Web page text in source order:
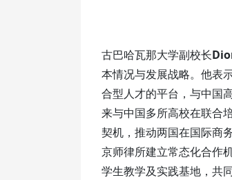
古巴哈瓦那大学副校长
本情况与发展战略。他表
合型人才的平台，与中国
来与中国多所高校在联合
契机，推动两国在国际商
京师律所建立常态化合作
学生教学及实践基地，共